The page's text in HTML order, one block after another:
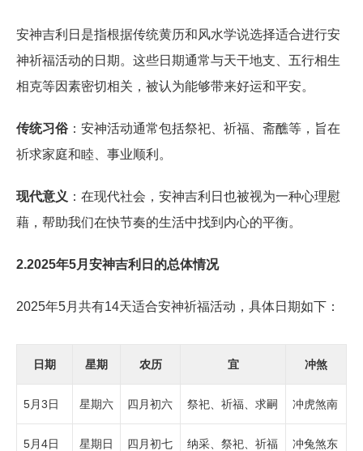
安神吉利日是指根据传统黄历和风水学说选择适合进行安
神祈福活动的日期。这些日期通常与天干地支、五行相生
相克等因素密切相关，被认为能够带来好运和平安。
传统习俗：安神活动通常包括祭祀、祈福、斋醮等，旨在
祈求家庭和睦、事业顺利。
现代意义 ：在现代社会，安神吉利日也被视为一种心理慰
藉，帮助我们在快节奏的生活中找到内心的平衡。
2.2025年5月安神吉利日的总体情况
2025年5月共有14天适合安神祈福活动，具体日期如下：
日期 星期 农历 宜 冲煞
5月3日 星期六 四月初六 祭祀、祈福、求嗣 冲虎煞南
5月4日 星期日 四月初七 纳采、祭祀、祈福 冲兔煞东